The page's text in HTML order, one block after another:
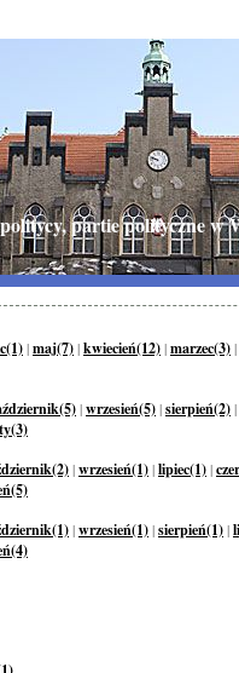
partie polityczne w
|maj(7)|kwiecień(12)|marzec(3)|
|wrzesień(5)|sierpień(2)|
|wrzesień(1)|lipiec(1)|
|wrzesień(1)|sierpień(1)|